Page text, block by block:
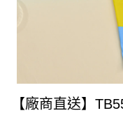
【廠商直送】